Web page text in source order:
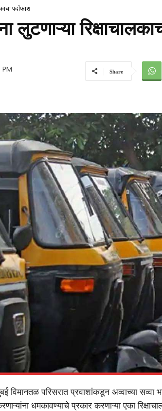
पर्दाफाश
लुटणाऱ्या
Share
विमानतळ परिसरात प्रवाशांकडून अव्वाच्या
धमकावण्याचे प्रकार करणाऱ्या एका